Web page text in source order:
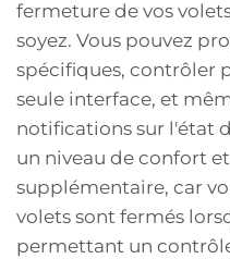
fermeture de vos
soyez. Vous pouvez
spécifiques, contrôler
seule interface, et
notifications sur l'état
un niveau de confort
supplémentaire, car
volets sont fermés
permettant un